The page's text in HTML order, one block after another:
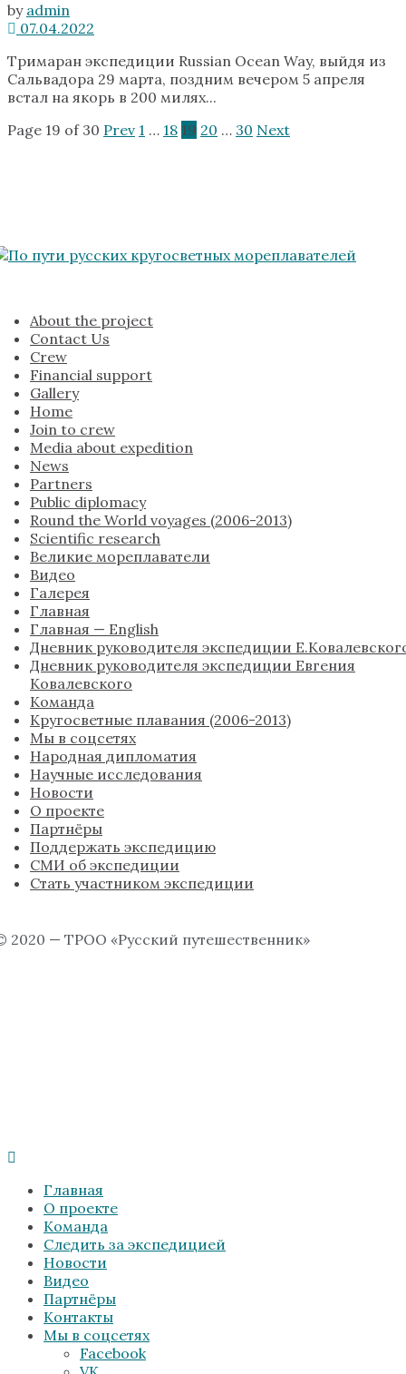
by admin
07.04.2022
Тримаран экспедиции Russian Ocean Way, выйдя из
Сальвадора 29 марта, поздним вечером 5 апреля
встал на якорь в 200 милях...
Page 19 of 30 Prev 1 … 18 19 20 … 30 Next
About the project
Contact Us
Crew
Financial support
Gallery
Home
Join to crew
Media about expedition
News
Partners
Public diplomacy
Round the World voyages (2006-2013)
Scientific research
Великие мореплаватели
Видео
Галерея
Главная
Главная — English
Дневник руководителя экспедиции
Дневник руководителя экспедиции Евгения
Ковалевского
Команда
Кругосветные плавания (2006-2013)
Мы в соцсетях
Народная дипломатия
Научные исследования
Новости
О проекте
Партнёры
Поддержать экспедицию
СМИ об экспедиции
Стать участником экспедиции
2020 — ТРОО «Русский путешественник»
Главная
О проекте
Команда
Следить за экспедицией
Новости
Видео
Партнёры
Контакты
Мы в соцсетях
Facebook